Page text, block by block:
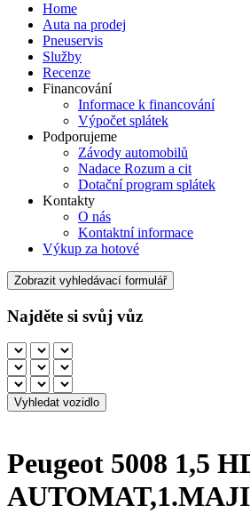
Home
Auta na prodej
Pneuservis
Služby
Recenze
Financování
Informace k financování
Výpočet splátek
Podporujeme
Závody automobilů
Nadace Rozum a cit
Dotační program splátek
Kontakty
O nás
Kontaktní informace
Výkup za hotové
Zobrazit vyhledávací formulář
Najděte si svůj vůz
Peugeot 5008 1,5